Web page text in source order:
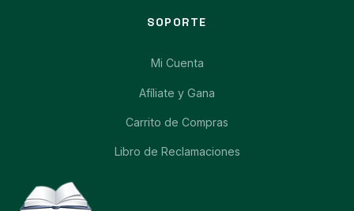
SOPORTE
Mi Cuenta
Afíliate y Gana
Carrito de Compras
Libro de Reclamaciones